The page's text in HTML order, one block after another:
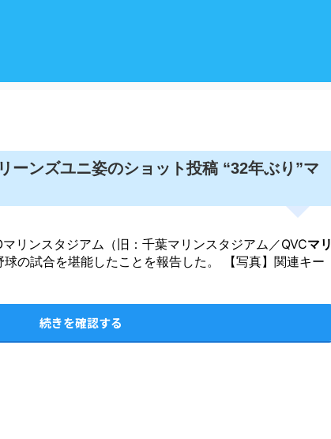
ーンズユニ姿のショット投稿 “32年ぶり”マ
リンスタジアム（旧：千葉マリンスタジアム／QVCマリ
の試合を堪能したことを報告した。 【写真】関連キー
続きを確認する